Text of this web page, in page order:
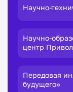
Научно-
Научно-
центр
Передовая
будущего»